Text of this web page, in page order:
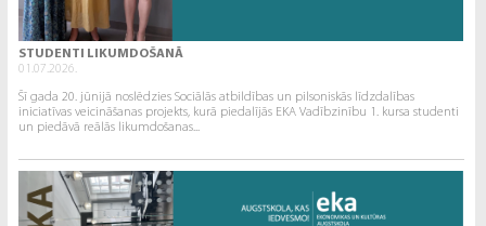
STUDENTI LIKUMDOŠANĀ
01.07.2026.
Šī gada 20. jūnijā noslēdzies Sociālās atbildības un pilsoniskās līdzdalības
iniciatīvas veicināšanas projekts, kurā piedalījās EKA Vadībzinību 1. kursa studenti
un piedāvā reālās likumdošanas...